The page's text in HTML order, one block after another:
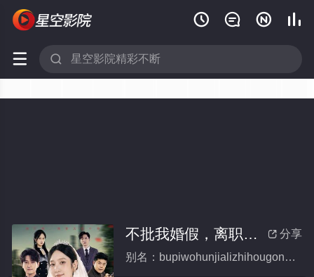
   
 
 分享
不批我婚假，离职后公司倒闭了(全集)
别名：bupiwohunjializhihougongsidaobiliao